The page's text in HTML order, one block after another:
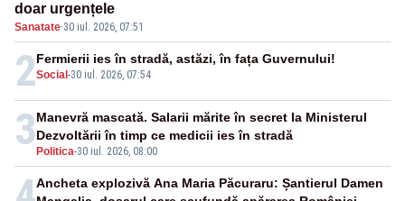
doar urgențele
Sanatate·30 iul. 2026, 07:51
2Social -30 iul. 2026, 07:54
Fermierii ies în stradă, astăzi, în fața Guvernului!
3 Politica-30 iul. 2026, 08:00
Manevră mascată. Salarii mărite în secret la Ministerul
Dezvoltării în timp ce medicii ies în stradă
Ancheta explozivă Ana Maria Păcuraru: Șantierul Damen